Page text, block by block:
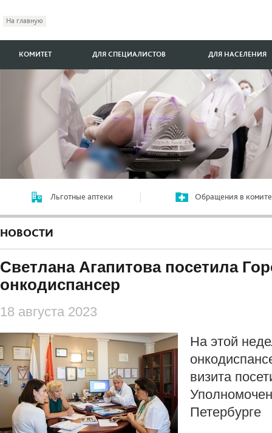
На главную
КОМИТЕТ ДЛЯ СПЕЦИАЛИСТОВ ДЛЯ НАСЕЛЕНИЯ
Льготные аптеки Обращения в
НОВОСТИ
Светлана Агапитова посетила
онкодиспансер
18 августа 2023
На этой
визита
Петербурге